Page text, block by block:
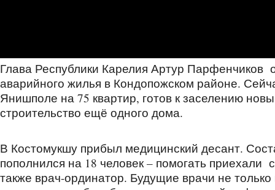
Глава Республики Карелия Артур Парфенчиков
аварийного жилья в Кондопожском районе.
Янишполе на 75 квартир, готов к заселению
строительство ещё одного дома.
В Костомукшу прибыл медицинский десант.
пополнился на 18 человек – помогать приехали
также врач-ординатор. Будущие врачи не